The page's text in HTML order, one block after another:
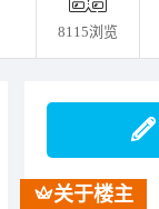
8115浏览
关于楼主